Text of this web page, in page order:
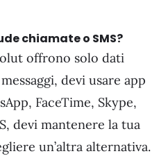
chiamate o SMS?
offrono solo dati
devi usare app
FaceTime, Skype,
devi mantenere la tua
un’altra alternativa.